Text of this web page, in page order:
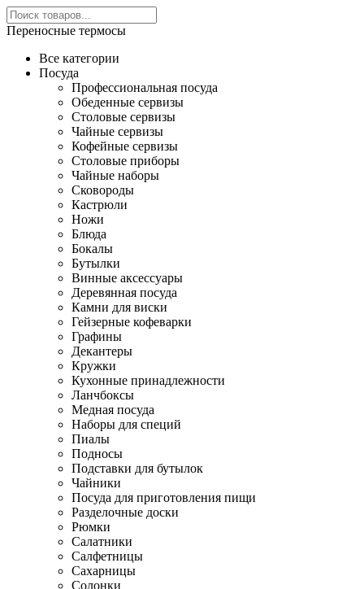
Переносные термосы
Все категории
Посуда
Профессиональная посуда
Обеденные сервизы
Столовые сервизы
Чайные сервизы
Кофейные сервизы
Столовые приборы
Чайные наборы
Сковороды
Кастрюли
Ножи
Блюда
Бокалы
Бутылки
Винные аксессуары
Деревянная посуда
Камни для виски
Гейзерные кофеварки
Графины
Декантеры
Кружки
Кухонные принадлежности
Ланчбоксы
Медная посуда
Наборы для специй
Пиалы
Подносы
Подставки для бутылок
Чайники
Посуда для приготовления пищи
Разделочные доски
Рюмки
Салатники
Салфетницы
Сахарницы
Солонки